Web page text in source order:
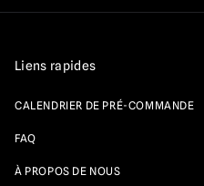
Liens rapides
CALENDRIER DE PRÉ-COMMANDE
FAQ
À PROPOS DE NOUS